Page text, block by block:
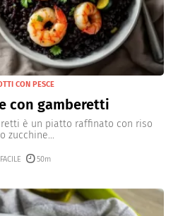
CON PESCE
con gamberetti
è un piatto raffinato con riso
zucchine...
FACILE 50m